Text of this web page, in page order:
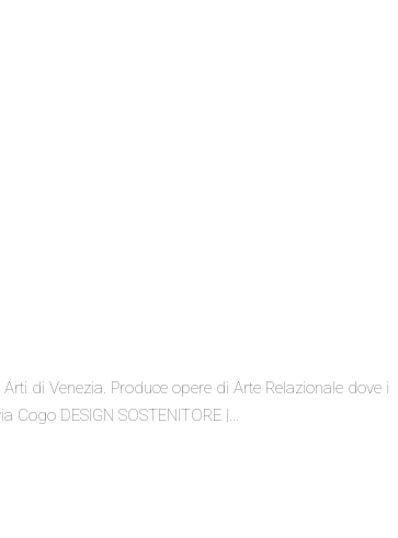
di Venezia. Produce opere di Arte Relazionale dove i
DESIGN SOSTENITORE |…